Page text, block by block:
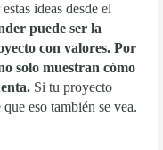
ideas desde el
puede ser la
con valores. Por
solo muestran cómo
Si tu proyecto
eso también se vea.